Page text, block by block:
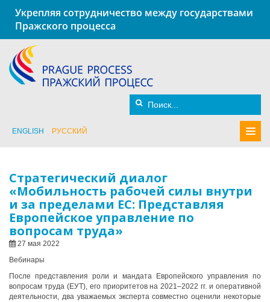
Укрепляя сотрудничество между государствами
Пражского процесса
ENGLISH РУССКИЙ
Стратегический диалог
«Мобильность рабочей силы внутри
и за пределами ЕС: Представляя
Европейское управление по
вопросам труда»
27 мая 2022
Вебинары
После представления роли и мандата Европейского управления по
вопросам труда (EУТ), его приоритетов на 2021–2022 гг. и оперативной
деятельности, два уважаемых эксперта совместно оценили некоторые